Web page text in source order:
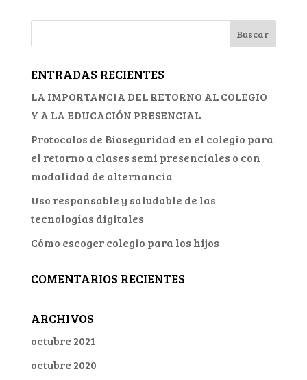
ENTRADAS RECIENTES
LA IMPORTANCIA DEL RETORNO AL COLEGIO
Y A LA EDUCACIÓN PRESENCIAL
Protocolos de Bioseguridad en el colegio para
el retorno a clases semi presenciales o con
modalidad de alternancia
Uso responsable y saludable de las
tecnologías digitales
Cómo escoger colegio para los hijos
COMENTARIOS RECIENTES
ARCHIVOS
octubre 2021
octubre 2020